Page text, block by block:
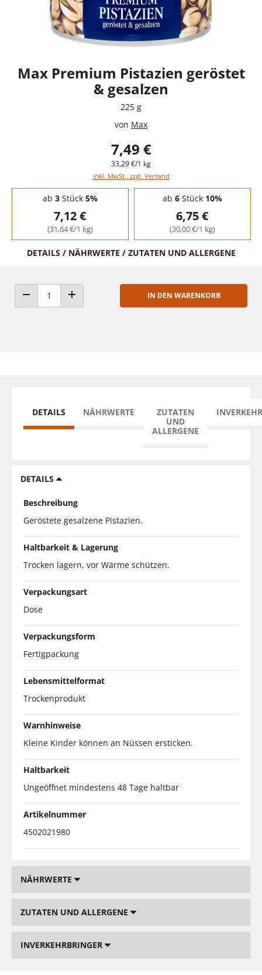
Max Premium Pistazien geröstet
& gesalzen
225 g
von Max
7,49 €
33,29 €/1 kg
inkl. MwSt., zzgl. Versand
Staffelpreise - Mengenrabatt
ab 3Stück 5%
7,12 €
(31,64 €/1 kg)
ab 6Stück 10%
6,75 €
(30,00 €/1 kg)
DETAILS / NÄHRWERTE / ZUTATEN UND ALLERGENE
ANZAHL VERRINGERNANZAHL ERHÖHEN
IN DEN WARENKORB
DETAILS NÄHRWERTE
ZUTATEN
UND
ALLERGENE
DETAILS
Beschreibung
Geröstete gesalzene Pistazien.
Haltbarkeit & Lagerung
Trocken lagern, vor Wärme schützen.
Verpackungsart
Dose
Verpackungsform
Fertigpackung
Lebensmittelformat
Trockenprodukt
Warnhinweise
Kleine Kinder können an Nüssen ersticken.
Haltbarkeit
Ungeöffnet mindestens 48 Tage haltbar
Artikelnummer
4502021980
NÄHRWERTE
ZUTATEN UND ALLERGENE
INVERKEHRBRINGER